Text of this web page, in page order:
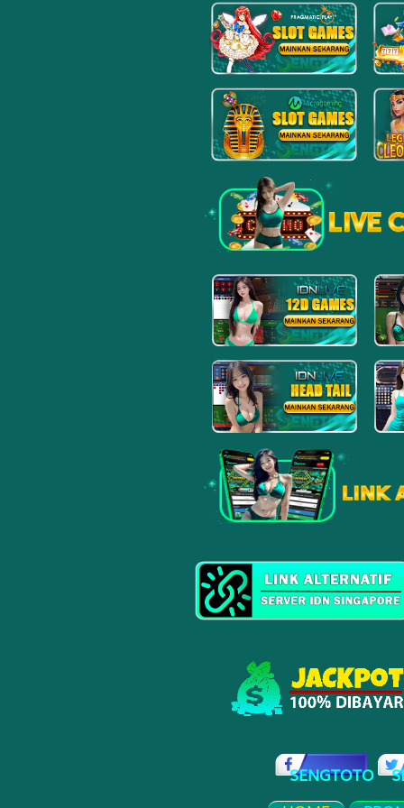
15
Pendeta
Manggis -
16
Orang
Anggur -
17 Penolong
18
Putri Raja
19
Kekasih -
Bemo -
20
Sabuk -
Lesmana
22
23
Berandal
Citraksa
- Tas -
SENGTOTO